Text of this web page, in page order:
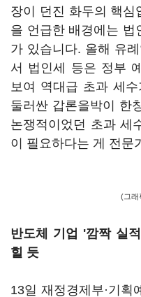
장이 던진 화두의 핵심
을 언급한 배경에는 법
가 있습니다. 올해 유
서 법인세 등은 정부
보여 역대급 초과 세
둘러싼 갑론을박이 한
논쟁적이었던 초과 세
이 필요하다는 게 전문
(그래
반도체 기업 '깜짝 실
힐 듯
13일 재정경제부·기획